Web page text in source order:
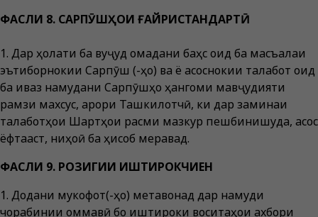
ФАСЛИ 8. САРПӮШҲОИ ҒАЙРИСТАНДАРТӢ
1. Дар ҳолати ба вуҷуд омадани баҳс оид ба масъалаи
эътиборнокии Сарпӯш (-ҳо) ва ё асоснокии талабот оид
ба иваз намудани Сарпӯшҳо ҳангоми мавҷудияти
рамзи махсус, қарори Ташкилотчӣ, ки дар заминаи
талаботҳои Шартҳои расми мазкур пешбинишуда, асос
ёфтааст, ниҳоӣ ба ҳисоб меравад.
ФАСЛИ 9. РОЗИГИИ ИШТИРОКЧИЕН
1. Додани мукофот(-ҳо) метавонад дар намуди
чорабинии оммавӣ бо иштироки воситаҳои ахбори